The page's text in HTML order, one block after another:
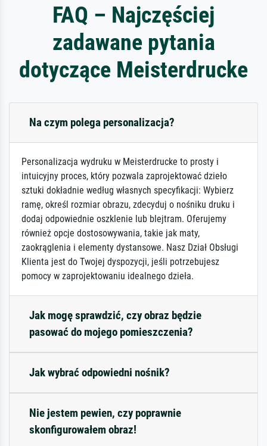
FAQ – Najczęściej
zadawane pytania
dotyczące Meisterdrucke
Na czym polega personalizacja?
Personalizacja wydruku w Meisterdrucke to prosty i
intuicyjny proces, który pozwala zaprojektować dzieło
sztuki dokładnie według własnych specyfikacji: Wybierz
ramę, określ rozmiar obrazu, zdecyduj o nośniku druku i
dodaj odpowiednie oszklenie lub blejtram. Oferujemy
również opcje dostosowywania, takie jak maty,
zaokrąglenia i elementy dystansowe. Nasz Dział Obsługi
Klienta jest do Twojej dyspozycji, jeśli potrzebujesz
pomocy w zaprojektowaniu idealnego dzieła.
Jak mogę sprawdzić, czy obraz będzie
pasować do mojego pomieszczenia?
Jak wybrać odpowiedni nośnik?
Nie jestem pewien, czy poprawnie
skonfigurowałem obraz!